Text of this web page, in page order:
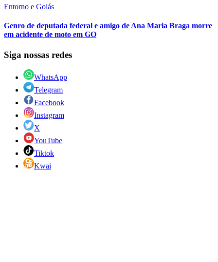
Entorno e Goiás
Genro de deputada federal e amigo de Ana Maria Braga morre
em acidente de moto em GO
Siga nossas redes
WhatsApp
Telegram
Facebook
Instagram
X
YouTube
Tiktok
Kwai